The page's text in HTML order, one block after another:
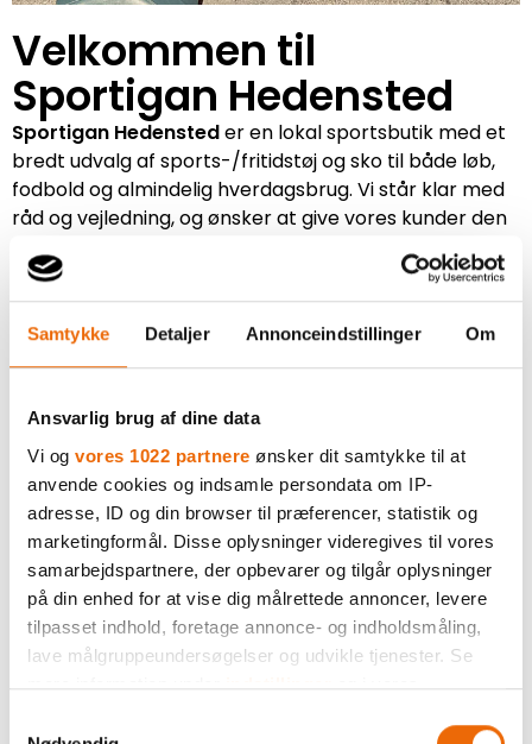
Samtykke Detaljer Annonceindstillinger Om
Ansvarlig brug af dine data
Vi og vores 1022 partnere ønsker dit samtykke til at
anvende cookies og indsamle persondata om IP-
adresse, ID og din browser til præferencer, statistik og
marketingformål. Disse oplysninger videregives til vores
samarbejdspartnere, der opbevarer og tilgår oplysninger
på din enhed for at vise dig målrettede annoncer, levere
tilpasset indhold, foretage annonce- og indholdsmåling,
lave målgruppeundersøgelser og udvikle tjenester. Se
mere information underindstillingerog i vores
Velkommen til
Sportigan Hedensted
Sportigan Hedensteder en lokal sportsbutik med et
bredt udvalg af sports-/fritidstøj og sko til både løb,
fodbold og almindelig hverdagsbrug. Vi står klar med
råd og vejledning, og ønsker at give vores kunder den
Vi har i butikken en lang række forskellige mærker –
hvor kvaliteten er høj og priserne rimelige.
iklæde de lokale sportsforeninger, og har en række
større og mindre samarbejder – og ønsker hele tiden
at tilføje flere hertil.
Men vi er ikke blot kun leverandør af sportstøj, men
har også et stort sortiment af profiltøj, arbejdstøj og
firmagaver som vi kan levere til dig og din virksomhed.
Vi kan altså hjælpe Jer som kunde, såvel privat som
erhverv med at skræddersy den helt rigtige løsning
Så tvivl ikke, henvend Jer endelig i butikken til en